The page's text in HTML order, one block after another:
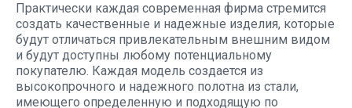
Практически каждая современная фирма стремится
создать качественные и надежные изделия, которые
будут отличаться привлекательным внешним видом
и будут доступны любому потенциальному
покупателю. Каждая модель создается из
высокопрочного и надежного полотна из стали,
имеющего определенную и подходящую по